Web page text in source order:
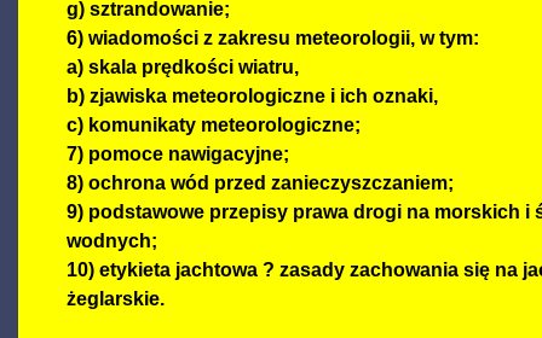
g) sztrandowanie;
6) wiadomości z zakresu meteorologii, w tym:
a) skala prędkości wiatru,
b) zjawiska meteorologiczne i ich oznaki,
c) komunikaty meteorologiczne;
7) pomoce nawigacyjne;
8) ochrona wód przed zanieczyszczaniem;
9) podstawowe przepisy prawa drogi na morskich i
wodnych;
10) etykieta jachtowa ? zasady zachowania się na
żeglarskie.